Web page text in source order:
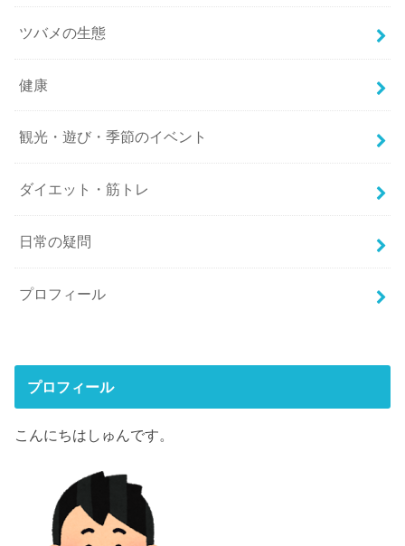
ツバメの生態
健康
観光・遊び・季節のイベント
ダイエット・筋トレ
日常の疑問
プロフィール
プロフィール
こんにちはしゅんです。